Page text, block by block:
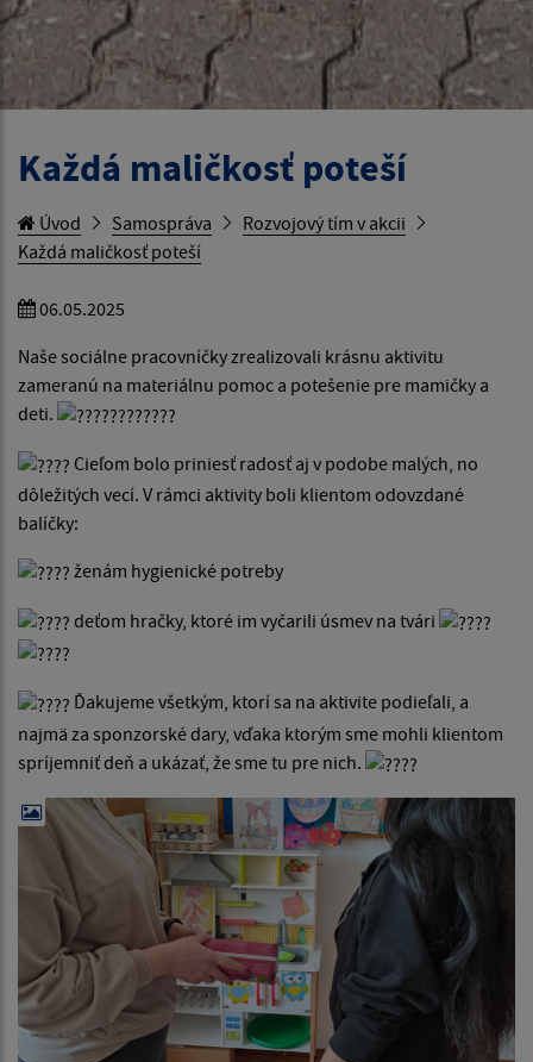
Každá maličkosť poteší
Úvod Samospráva
Rozvojový tím v akcii
Každá maličkosť poteší
06.05.2025
Naše sociálne pracovníčky zrealizovali krásnu aktivitu
zameranú na materiálnu pomoc a potešenie pre mamičky a
deti.
Cieľom bolo priniesť radosť aj v podobe malých, no
dôležitých vecí. V rámci aktivity boli klientom odovzdané
balíčky:
ženám hygienické potreby
deťom hračky, ktoré im vyčarili úsmev na tvári
Ďakujeme všetkým, ktorí sa na aktivite podieľali, a
najmä za sponzorské dary, vďaka ktorým sme mohli klientom
spríjemniť deň a ukázať, že sme tu pre nich.